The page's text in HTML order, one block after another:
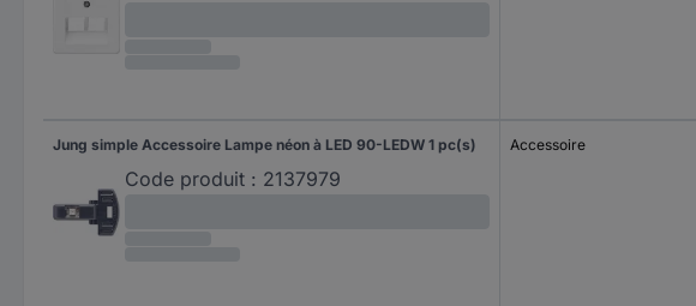
Jung simple Accessoire Lampe néon à LED 90-LEDW 1 pc(s)
Code produit : 2137979
Accessoire